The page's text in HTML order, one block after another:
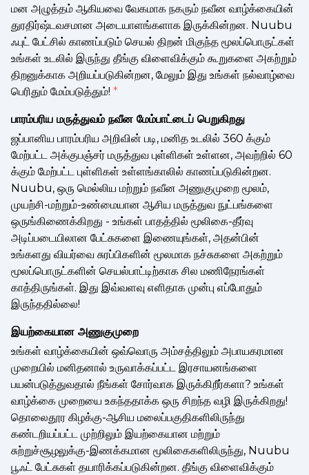
மன அழுத்தம் ஆகியவை வேகமாக நகரும் நவீன வாழ்க்கையின்
துரதிர்ஷ்டவசமான அடையாளங்களாக இருக்கின்றன. Nuubu
ஃபுட் பேட்சில் காணப்படும் செயல் திறன் மிகுந்த மூலப்பொருட்கள்
உங்கள் உடலில் இருந்து தீங்கு விளைவிக்கும் கூறுகளை அகற்றும்
திறனுக்காக அறியப்படுகின்றன, மேலும் இது உங்கள் நல்வாழ்வை
பெரிதும் மேம்படுத்தும்! *
பாரம்பரிய மருத்துவம் நவீன மேம்பாட்டைப் பெறுகிறது
ஜப்பானிய பாரம்பரிய அறிவின் படி, மனித உடலில் 360 க்கும்
மேற்பட்ட அக்குபஞ்சர் மருத்துவ புள்ளிகள் உள்ளன, அவற்றில் 60
க்கும் மேற்பட்ட புள்ளிகள் உள்ளங்காலில் காணப்படுகின்றன.
Nuubu, ஒரு மெல்லிய மற்றும் நவீன அணுகுமுறை மூலம்,
முயற்சி-மற்றும்-உண்மையான ஆசிய மருத்துவ நுட்பங்களை
ஒருங்கிணைக்கிறது - உங்கள் பாதத்தில் மூலிகை-தீர்வு
அடிப்படையிலான பேட்சுகளை இணையுங்கள், அதன்பின்
உங்களது வியர்வை சுரப்பிகளின் மூலமாக நச்சுகளை அகற்றும்
மூலப்பொருட்களின் செயல்பாட்டிற்காக சில மணிநேரங்கள்
காத்திருங்கள். இது இவ்வளவு எளிதாக முன்பு எப்போதும்
இருந்ததில்லை!
இயற்கையான அணுகுமுறை
உங்கள் வாழ்க்கையின் ஒவ்வொரு அம்சத்திலும் அபாயகரமான
முறையில் மனிதனால் உருவாக்கப்பட்ட இரசாயனங்களை
பயன்படுத்துவதால் நீங்கள் சோர்வாக இருக்கிறீர்களா? உங்கள்
வாழ்க்கை முறையை உகந்ததாக்க ஒரு சிறந்த வழி இருக்கிறது!
தொலைதூர கிழக்கு-ஆசிய மலைப்பகுதிகளிலிருந்து
கண்டறியப்பட்ட முற்றிலும் இயற்கையான மற்றும்
சுற்றுச்சூழலுக்கு-இணக்கமான மூலிகைகளிலிருந்து, Nuubu
பூஃட் பேட்சுகள் தயாரிக்கப்படுகின்றன. தீங்கு விளைவிக்கும்